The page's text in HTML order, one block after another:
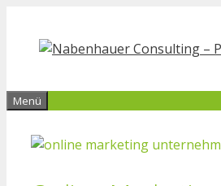
Inhalt
springen
Menü